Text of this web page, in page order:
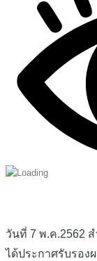
วันที่ 7 พ.ค.2562
ได้ประกาศรับรอง